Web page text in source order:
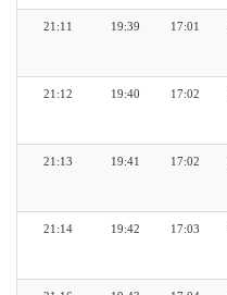
17:01
19:39
21:11
17:02
19:40
21:12
17:02
19:41
21:13
17:03
19:42
21:14